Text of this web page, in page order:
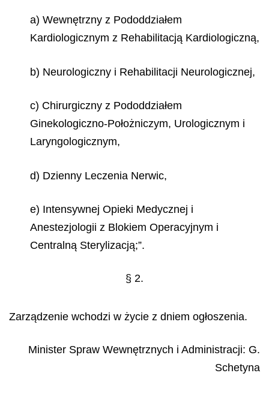
a) Wewnętrzny z Pododdziałem
Kardiologicznym z Rehabilitacją Kardiologiczną,
b) Neurologiczny i Rehabilitacji Neurologicznej,
c) Chirurgiczny z Pododdziałem
Ginekologiczno-Położniczym, Urologicznym i
Laryngologicznym,
d) Dzienny Leczenia Nerwic,
e) Intensywnej Opieki Medycznej i
Anestezjologii z Blokiem Operacyjnym i
Centralną Sterylizacją;”.
§ 2.
Zarządzenie wchodzi w życie z dniem ogłoszenia.
Minister Spraw Wewnętrznych i Administracji: G.
Schetyna